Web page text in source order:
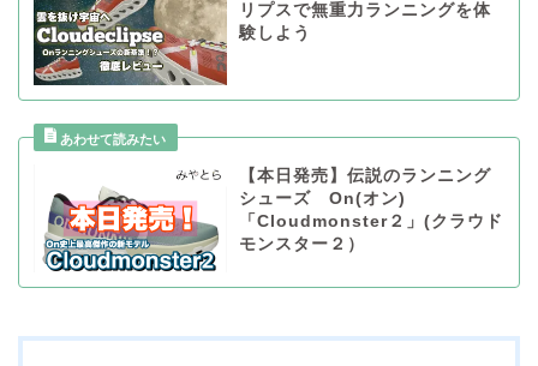
リプスで無重力ランニングを体
験しよう
【本日発売】伝説のランニング
シューズ On(オン)
「Cloudmonster２」(クラウド
モンスター２）